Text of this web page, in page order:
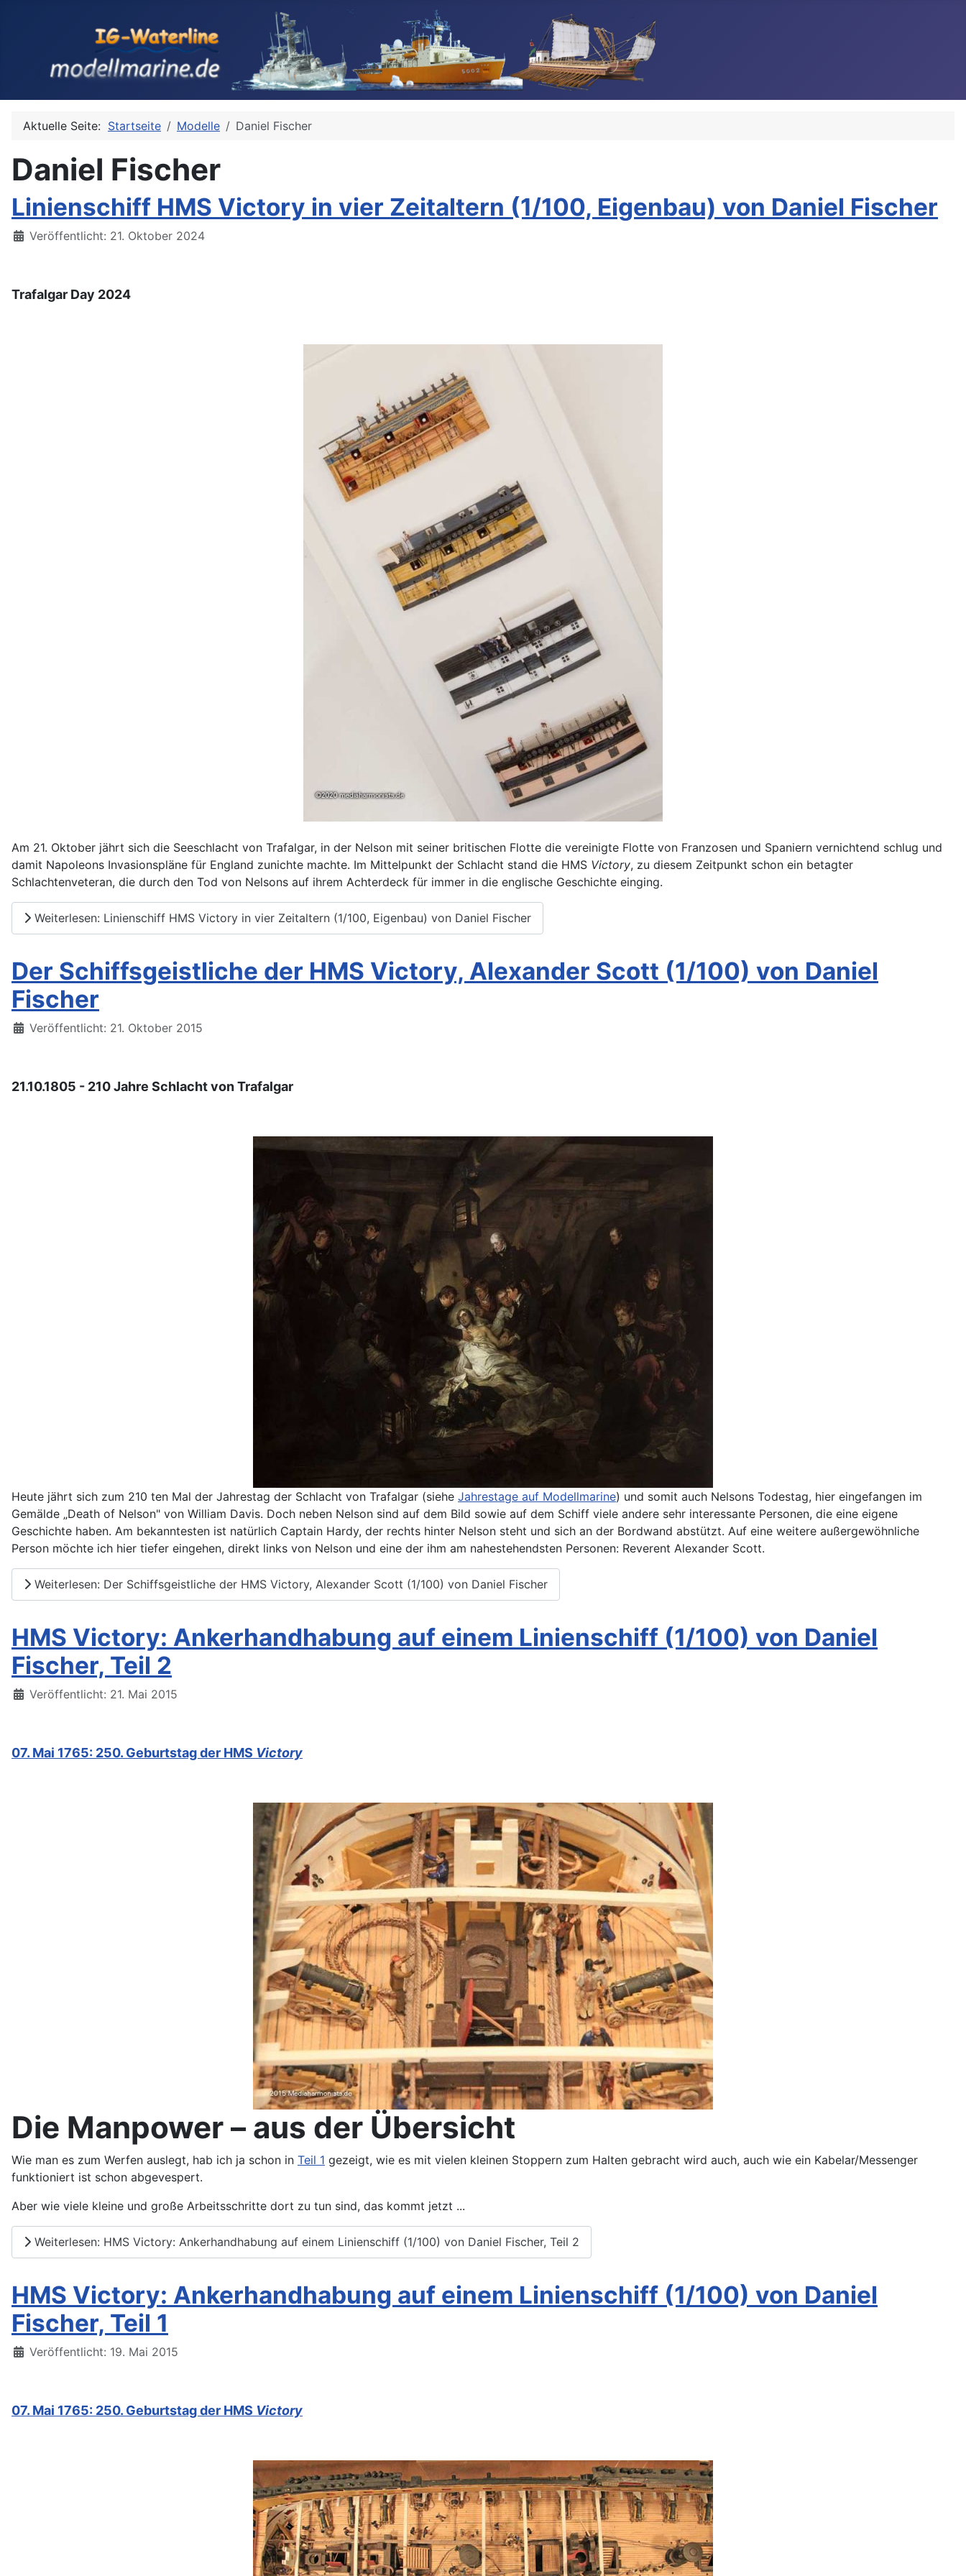
Aktuelle Seite: Startseite Modelle Daniel Fischer
Daniel Fischer
Linienschiff HMS Victory in vier Zeitaltern (1/100, Eigenbau) von Daniel Fischer
Details
Veröffentlicht: 21. Oktober 2024
Trafalgar Day 2024
Am 21. Oktober jährt sich die Seeschlacht von Trafalgar, in der Nelson mit seiner britischen Flotte die vereinigte Flotte von Franzosen und Spaniern vernichtend schlug und
damit Napoleons Invasionspläne für England zunichte machte. Im Mittelpunkt der Schlacht stand die HMS Victory, zu diesem Zeitpunkt schon ein betagter
Schlachtenveteran, die durch den Tod von Nelsons auf ihrem Achterdeck für immer in die englische Geschichte einging.
Weiterlesen: Linienschiff HMS Victory in vier Zeitaltern (1/100, Eigenbau) von Daniel Fischer
Der Schiffsgeistliche der HMS Victory, Alexander Scott (1/100) von Daniel
Fischer
Details
Veröffentlicht: 21. Oktober 2015
21.10.1805 - 210 Jahre Schlacht von Trafalgar
Heute jährt sich zum 210 ten Mal der Jahrestag der Schlacht von Trafalgar (siehe Jahrestage auf Modellmarine) und somit auch Nelsons Todestag, hier eingefangen im
Gemälde „Death of Nelson" von William Davis. Doch neben Nelson sind auf dem Bild sowie auf dem Schiff viele andere sehr interessante Personen, die eine eigene
Geschichte haben. Am bekanntesten ist natürlich Captain Hardy, der rechts hinter Nelson steht und sich an der Bordwand abstützt. Auf eine weitere außergewöhnliche
Person möchte ich hier tiefer eingehen, direkt links von Nelson und eine der ihm am nahestehendsten Personen: Reverent Alexander Scott.
Weiterlesen: Der Schiffsgeistliche der HMS Victory, Alexander Scott (1/100) von Daniel Fischer
HMS Victory: Ankerhandhabung auf einem Linienschiff (1/100) von Daniel
Fischer, Teil 2
Details
Veröffentlicht: 21. Mai 2015
07. Mai 1765: 250. Geburtstag der HMS Victory
Die Manpower – aus der Übersicht
Wie man es zum Werfen auslegt, hab ich ja schon in Teil 1 gezeigt, wie es mit vielen kleinen Stoppern zum Halten gebracht wird auch, auch wie ein Kabelar/Messenger
funktioniert ist schon abgevespert.
Aber wie viele kleine und große Arbeitsschritte dort zu tun sind, das kommt jetzt ...
Weiterlesen: HMS Victory: Ankerhandhabung auf einem Linienschiff (1/100) von Daniel Fischer, Teil 2
HMS Victory: Ankerhandhabung auf einem Linienschiff (1/100) von Daniel
Fischer, Teil 1
Details
Veröffentlicht: 19. Mai 2015
07. Mai 1765: 250. Geburtstag der HMS Victory